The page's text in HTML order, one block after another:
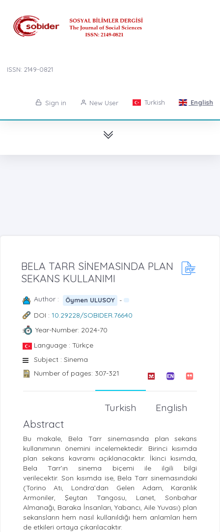
ISSN: 2149-0821
Sign in New User Turkish English
BELA TARR SİNEMASINDA PLAN
SEKANS KULLANIMI
Author : Öymen ULUSOY
-
DOI : 10.29228/SOBIDER.76640
Year-Number: 2024-70
Language : Türkçe
Subject : Sinema
Number of pages: 307-321
English
Turkish
Abstract
Bu makale, Bela Tarr sinemasında plan sekans
kullanımının önemini incelemektedir. Birinci kısımda
plan sekans kavramı açıklanacaktır. İkinci kısımda,
Bela Tarr’ın sinema biçemi ile ilgili bilgi
verilecektir. Son kısımda ise, Bela Tarr sinemasındaki
(Torino Atı, Londra’dan Gelen Adam, Karanlık
Armoniler, Şeytan Tangosu, Lanet, Sonbahar
Almanağı, Baraka İnsanları, Yabancı, Aile Yuvası) plan
sekansların hem nasıl kullanıldığı hem anlamları hem
de etkileri ortaya çıkarılacaktır.